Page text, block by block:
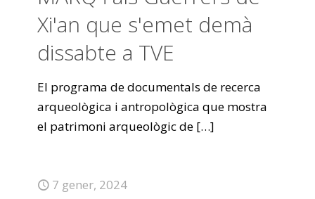
Xi'an que s'emet demà
dissabte a TVE
El programa de documentals de recerca
arqueològica i antropològica que mostra
el patrimoni arqueològic de […]
7 gener, 2024